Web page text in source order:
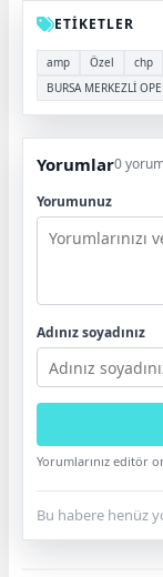
ETİKETLER
amp Özel chp
BURSA MERKEZLİ
Yorumlar0
Yorumunuz
Adınız soyadınız
Yorumlarınız editör
Bu habere henüz